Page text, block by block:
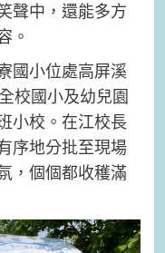
聲中，還能多方
。
國小位處高屏溪
校國小及幼兒園
小校。在江校長
序地分批至現場
，個個都收穫滿